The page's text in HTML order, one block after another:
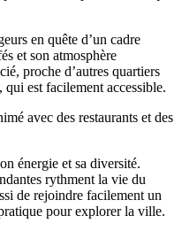
en quête d’un cadre
et son atmosphère
proche d’autres quartiers
, qui est facilement accessible.
avec des restaurants et des
énergie et sa diversité.
rythment la vie du
de rejoindre facilement un
pour explorer la ville.